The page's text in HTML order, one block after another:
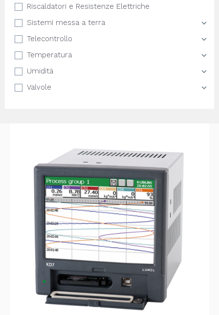
Riscaldatori e Resistenze Elettriche
Sistemi messa a terra
Telecontrollo
Temperatura
Umidità
Valvole